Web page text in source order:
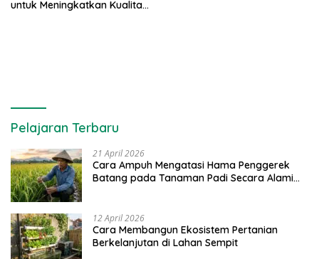
untuk Meningkatkan Kualitas
Pelajaran Terbaru
21 April 2026
Cara Ampuh Mengatasi Hama Penggerek
Batang pada Tanaman Padi Secara Alami
12 April 2026
Cara Membangun Ekosistem Pertanian
Berkelanjutan di Lahan Sempit